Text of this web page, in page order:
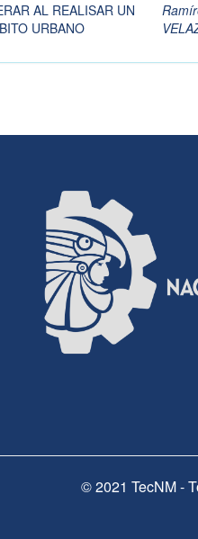
AL REALISAR UN
URBANO
© 2021 TecNM -